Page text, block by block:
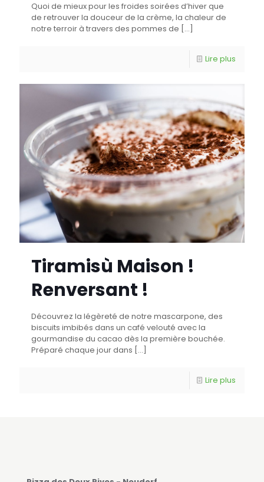
Quoi de mieux pour les froides soirées d’hiver que
de retrouver la douceur de la crème, la chaleur de
notre terroir à travers des pommes de […]
Lire plus
Tiramisù Maison !
Renversant !
Découvrez la légèreté de notre mascarpone, des
biscuits imbibés dans un café velouté avec la
gourmandise du cacao dès la première bouchée.
Préparé chaque jour dans […]
Lire plus